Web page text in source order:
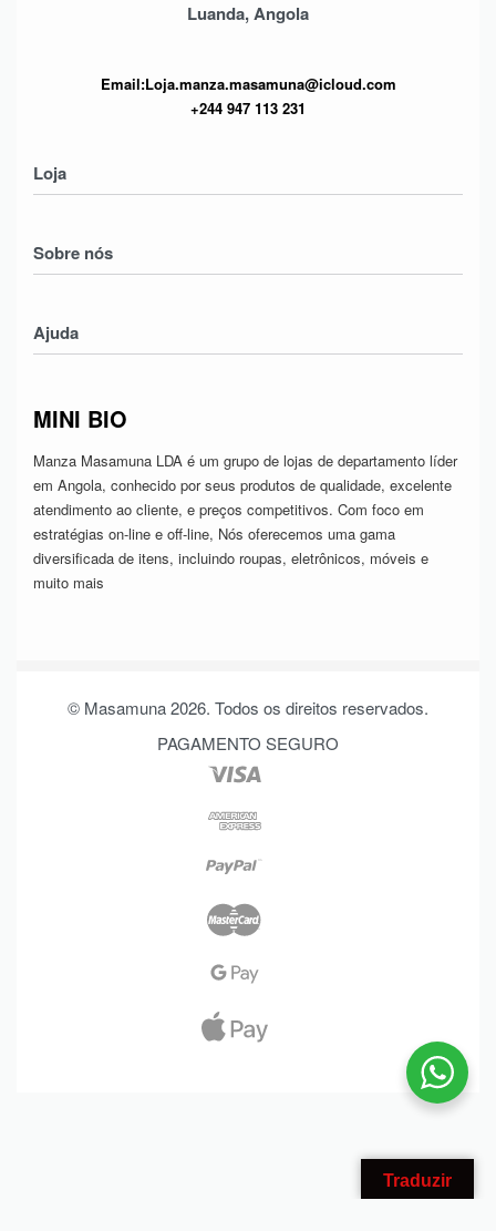
Luanda, Angola
Email:Loja.manza.masamuna@icloud.com
+244 947 113 231
Loja
Mulheres
Serviços
Sobre nós
Contatos
Ajuda
Política de Privacidade
Termos & Condições
MINI BIO
Manza Masamuna LDA é um grupo de lojas de departamento líder
em Angola, conhecido por seus produtos de qualidade, excelente
atendimento ao cliente, e preços competitivos. Com foco em
estratégias on-line e off-line, Nós oferecemos uma gama
diversificada de itens, incluindo roupas, eletrônicos, móveis e
muito mais
© Masamuna 2026. Todos os direitos reservados.
PAGAMENTO SEGURO
Traduzir